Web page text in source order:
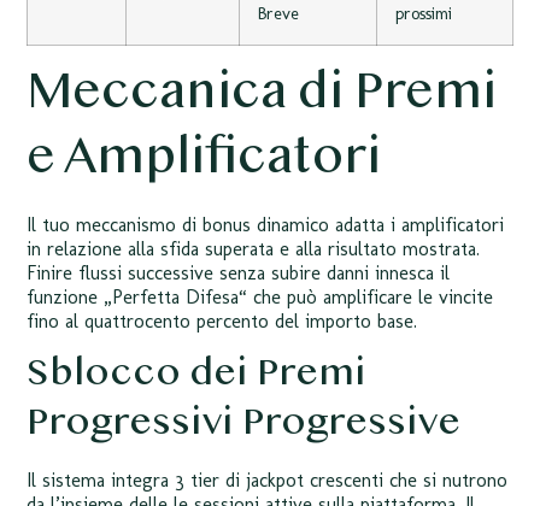
Breve
prossimi
Meccanica di Premi
e Amplificatori
Il tuo meccanismo di bonus dinamico adatta i amplificatori
in relazione alla sfida superata e alla risultato mostrata.
Finire flussi successive senza subire danni innesca il
funzione „Perfetta Difesa“ che può amplificare le vincite
fino al quattrocento percento del importo base.
Sblocco dei Premi
Progressivi Progressive
Il sistema integra 3 tier di jackpot crescenti che si nutrono